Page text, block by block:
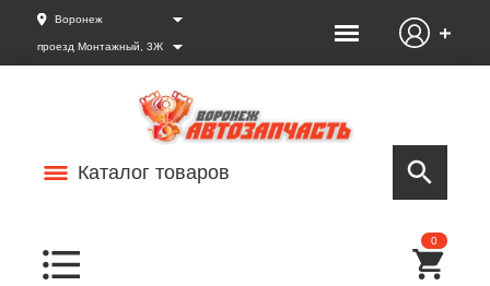
Воронеж
проезд Монтажный, 3Ж
Каталог товаров
0